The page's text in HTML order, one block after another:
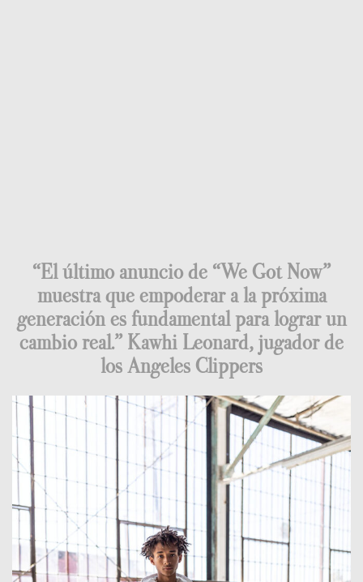
“El último anuncio de “We Got Now”
muestra que empoderar a la próxima
generación es fundamental para lograr un
cambio real.” Kawhi Leonard, jugador de
los Angeles Clippers